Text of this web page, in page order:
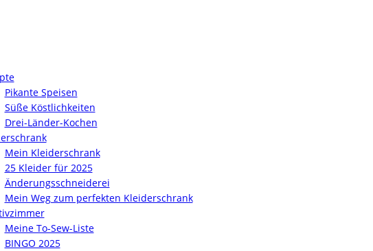
Pikante Speisen
Süße Köstlichkeiten
Drei-Länder-Kochen
Mein Kleiderschrank
25 Kleider für 2025
Änderungsschneiderei
Mein Weg zum perfekten Kleiderschrank
Meine To-Sew-Liste
BINGO 2025